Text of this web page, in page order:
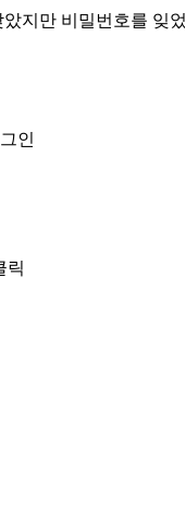
지만 비밀번호를 잊
인
릭